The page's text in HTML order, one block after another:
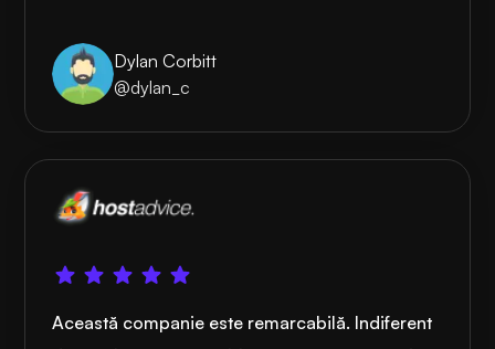
Dylan Corbitt
@dylan_c
Această companie este remarcabilă. Indiferent